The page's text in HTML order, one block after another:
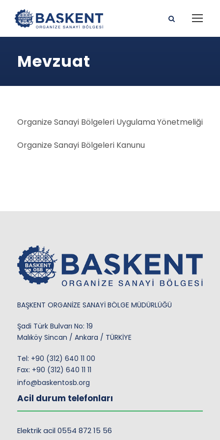
Mevzuat
Organize Sanayi Bölgeleri Uygulama Yönetmeliği
Organize Sanayi Bölgeleri Kanunu
BAŞKENT ORGANİZE SANAYİ BÖLGE MÜDÜRLÜĞÜ
Şadi Türk Bulvarı No: 19
Malıköy Sincan / Ankara / TÜRKİYE
Tel: +90 (312) 640 11 00
Fax: +90 (312) 640 11 11
info@baskentosb.org
Acil durum telefonları
Elektrik acil 0554 872 15 56